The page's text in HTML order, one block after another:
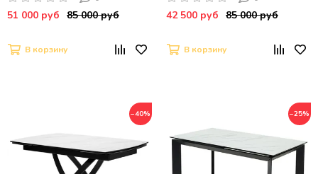
ОРЕХ, ®DISAUR
51 000 руб 85 000 руб
В корзину
/ ОРЕХ, ®DISAUR
42 500 руб 85 000 руб
В корзину
−40% −25%